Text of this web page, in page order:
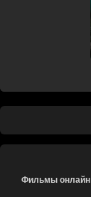
Фильмы онлайн